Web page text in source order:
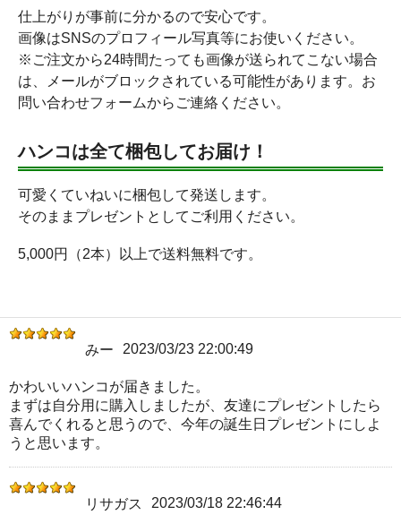
仕上がりが事前に分かるので安心です。
画像はSNSのプロフィール写真等にお使いください。
※ご注文から24時間たっても画像が送られてこない場合
は、メールがブロックされている可能性があります。お
問い合わせフォームからご連絡ください。
ハンコは全て梱包してお届け！
可愛くていねいに梱包して発送します。
そのままプレゼントとしてご利用ください。
5,000円（2本）以上で送料無料です。
みー 2023/03/23 22:00:49
かわいいハンコが届きました。
まずは自分用に購入しましたが、友達にプレゼントしたら
喜んでくれると思うので、今年の誕生日プレゼントにしよ
うと思います。
リサガス 2023/03/18 22:46:44